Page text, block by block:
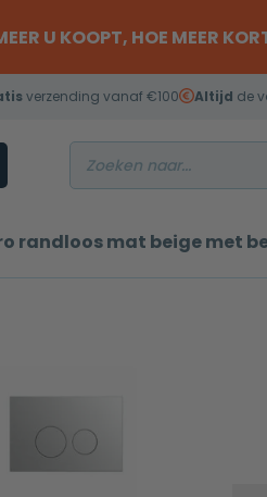
U KOOPT, HOE MEER
verzending vanaf €100 Altijd de
randloos mat beige met